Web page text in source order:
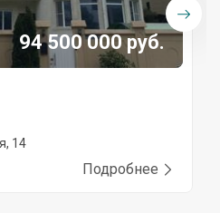
94 500 000 руб.
14
Подробнее